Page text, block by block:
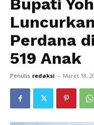
Bupati
Perdana
519 Anak
Penulis redaksi - Maret 18,